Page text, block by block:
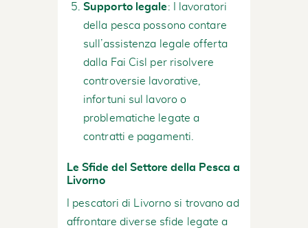
Supporto legale: I lavoratori
della pesca possono contare
sull’assistenza legale offerta
dalla Fai Cisl per risolvere
controversie lavorative,
infortuni sul lavoro o
problematiche legate a
contratti e pagamenti.
Le Sfide del Settore della Pesca a
Livorno
I pescatori di Livorno si trovano ad
affrontare diverse sfide legate a